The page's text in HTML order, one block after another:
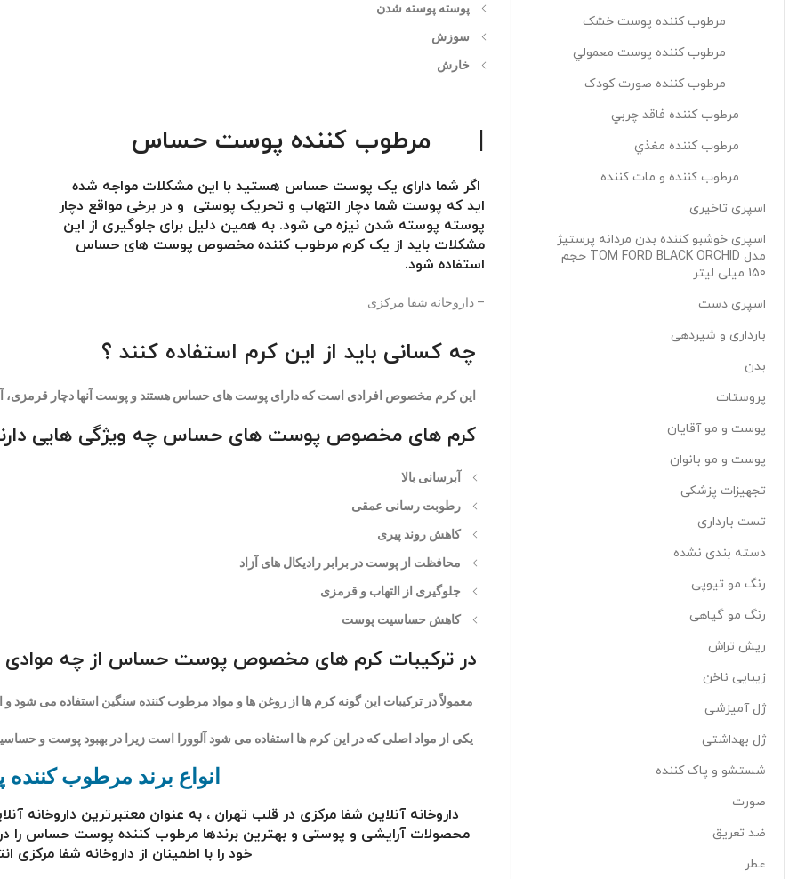
مرطوب کننده پوست خشک
مرطوب کننده پوست معمولي
مرطوب کننده صورت کودک
مرطوب کننده فاقد چربي
مرطوب کننده مغذي
مرطوب کننده و مات کننده
اسپری تاخیری
اسپری خوشبو کننده بدن مردانه پرستیژ
مدل TOM FORD BLACK ORCHID حجم
150 میلی لیتر
اسپری دست
بارداری و شیردهی
بدن
پروستات
پوست و مو آقایان
پوست و مو بانوان
تجهیزات پزشکی
تست بارداری
دسته بندی نشده
رنگ مو تیوپی
رنگ مو گیاهی
ریش تراش
زیبایی ناخن
ژل آمیزشی
ژل بهداشتی
شستشو و پاک کننده
صورت
ضد تعریق
عطر
پوسته پوسته شدن
سوزش
خارش
| مرطوب کننده پوست حساس
اگر شما دارای یک پوست حساس هستید با این مشکلات مواجه شده
اید که پوست شما دچار التهاب و تحریک پوستی و در برخی مواقع دچار
پوسته پوسته شدن نیزه می شود. به همین دلیل برای جلوگیری از این
مشکلات باید از یک کرم مرطوب کننده مخصوص پوست های حساس
استفاده شود.
– داروخانه شفا مرکزی
چه کسانی باید از این کرم استفاده کنند ؟
این کرم مخصوص افرادی است که دارای پوست های حساس هستند و پوست آنها دچار
کرم های مخصوص پوست های حساس چه ویژگی هایی
آبرسانی بالا
رطوبت رسانی عمقی
کاهش روند پیری
محافظت از پوست در برابر رادیکال های آزاد
جلوگیری از التهاب و قرمزی
کاهش حساسیت پوست
در ترکیبات کرم های مخصوص پوست حساس از چه موادی
معمولاً در ترکیبات این گونه کرم ها از روغن ها و مواد مرطوب کننده سنگین استفاده می شود
یکی از مواد اصلی که در این کرم ها استفاده می شود آلوورا است زیرا در بهبود پوست و
انواع برند مرطوب
داروخانه آنلاین شفا مرکزی در قلب تهران ، به عنوان معتبرترین داروخانه
محصولات آرایشی و پوستی و بهترین برندها مرطوب کننده پوست حساسرا
خود را با اطمینان از داروخانه شفا مرکزی